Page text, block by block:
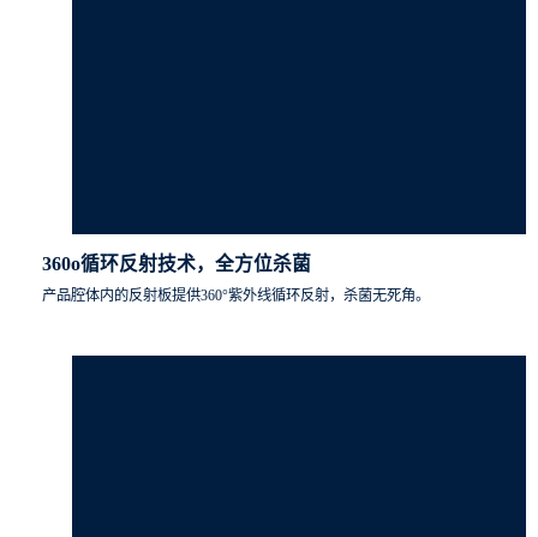
360o循环反射技术，全方位杀菌
产品腔体内的反射板提供360°紫外线循环反射，杀菌无死角。